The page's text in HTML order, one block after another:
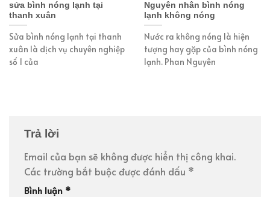
sửa bình nóng lạnh tại
thanh xuân
Sửa bình nóng lạnh tại thanh
xuân là dịch vụ chuyên nghiệp
số 1 của
Nguyên nhân bình nóng
lạnh không nóng
Nước ra không nóng là hiện
tượng hay gặp của bình nóng
lạnh. Phan Nguyên
Trả lời
Email của bạn sẽ không được hiển thị công khai.
Các trường bắt buộc được đánh dấu *
Bình luận *